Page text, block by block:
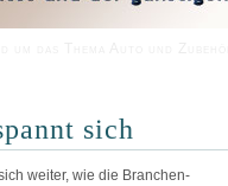
sich
weiter, wie die Branchen-